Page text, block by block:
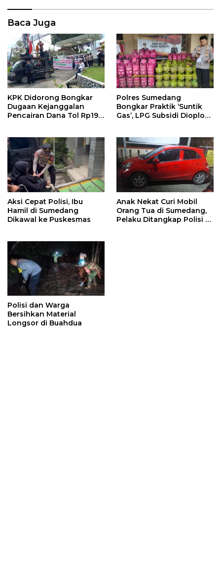
Baca Juga
KPK Didorong Bongkar
Dugaan Kejanggalan
Pencairan Dana Tol Rp190
Polres Sumedang
Bongkar Praktik ‘Suntik
Gas’, LPG Subsidi Dioplos
Aksi Cepat Polisi, Ibu
Hamil di Sumedang
Dikawal ke Puskesmas
Anak Nekat Curi Mobil
Orang Tua di Sumedang,
Pelaku Ditangkap Polisi di
Polisi dan Warga
Bersihkan Material
Longsor di Buahdua